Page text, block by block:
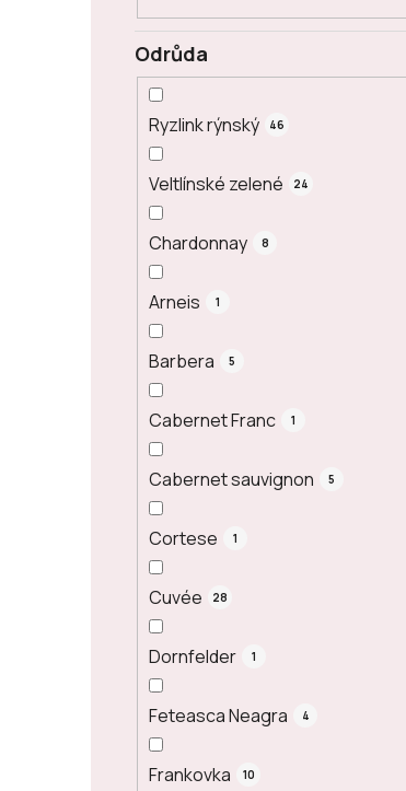
Odrůda
Ryzlink rýnský 46
Veltlínské zelené 24
Chardonnay 8
Arneis 1
Barbera 5
Cabernet Franc 1
Cabernet sauvignon 5
Cortese 1
Cuvée 28
Dornfelder 1
Feteasca Neagra 4
Frankovka 10